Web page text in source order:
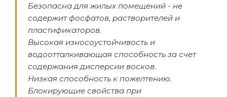
Безопасна для жилых помещений - не
содержит фосфатов, растворителей и
пластификаторов.
Высокая износоустойчивость и
водоотталкивающая способность за счет
содержания дисперсии восков.
Низкая способность к пожелтению.
Блокирующие свойства при